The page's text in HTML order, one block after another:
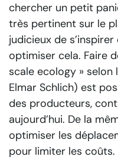
chercher un petit
très pertinent sur le
judicieux de
optimiser cela. Faire
scale ecology » selon
Elmar Schlich) est
des producteurs,
aujourd’hui. De la
optimiser les
pour limiter les coûts.